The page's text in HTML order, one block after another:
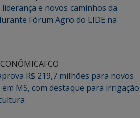
e novos caminhos da
Fórum Agro do LIDE na
FCO
R$ 219,7 milhões para novos
MS, com destaque para irrigação